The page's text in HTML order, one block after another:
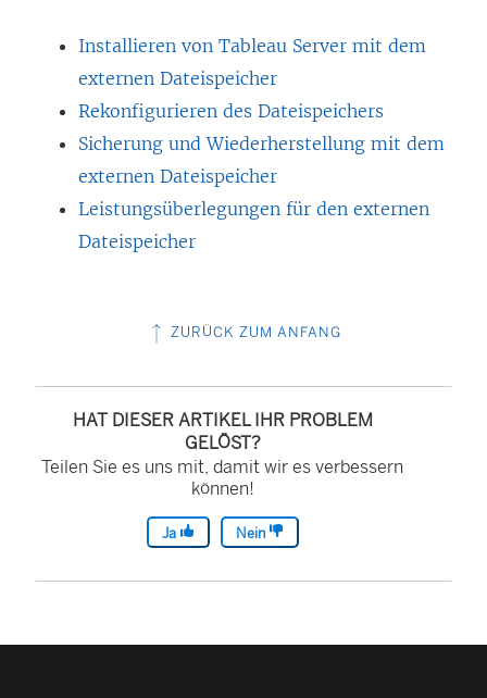
Installieren von Tableau Server mit dem
externen Dateispeicher
Rekonfigurieren des Dateispeichers
Sicherung und Wiederherstellung mit dem
externen Dateispeicher
Leistungsüberlegungen für den externen
Dateispeicher
ZURÜCK ZUM ANFANG
HAT DIESER ARTIKEL IHR PROBLEM
GELÖST?
Teilen Sie es uns mit, damit wir es verbessern
können!
Ja Nein